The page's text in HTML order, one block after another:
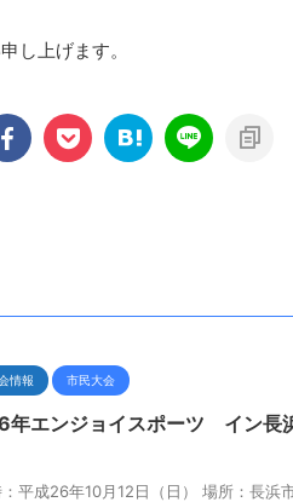
し上げます。
情報 市民大会
年エンジョイスポーツ イン長
：平成26年10月12日（日） 場所：